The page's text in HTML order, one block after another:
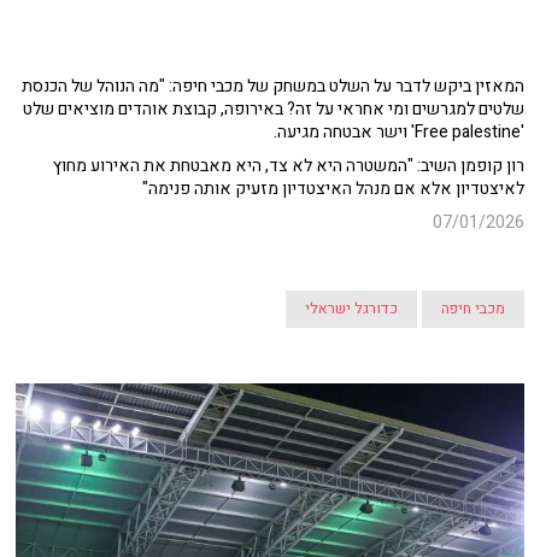
המאזין ביקש לדבר על השלט במשחק של מכבי חיפה: "מה הנוהל של הכנסת
שלטים למגרשים ומי אחראי על זה? באירופה, קבוצת אוהדים מוציאים שלט
'Free palestine' וישר אבטחה מגיעה.
רון קופמן השיב: "המשטרה היא לא צד, היא מאבטחת את האירוע מחוץ
לאיצטדיון אלא אם מנהל האיצטדיון מזעיק אותה פנימה"
07/01/2026
מכבי חיפה כדורגל ישראלי